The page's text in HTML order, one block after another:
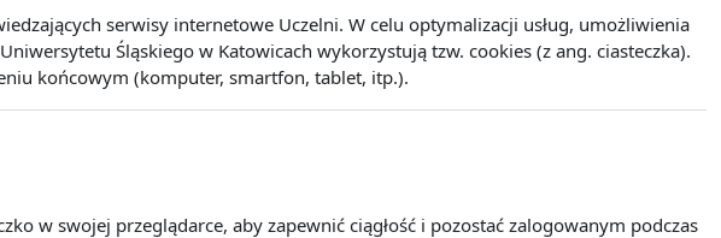
serwisy internetowe Uczelni. W celu optymalizacji usług, umożliwienia
Śląskiego w Katowicach wykorzystują tzw. cookies (z ang. ciasteczka).
końcowym (komputer, smartfon, tablet, itp.).
w swojej przeglądarce, aby zapewnić ciągłość i pozostać zalogowanym podczas